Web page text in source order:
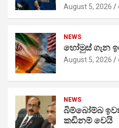
August 5, 2026
NEWS
හෝමුස් ගැන
August 5, 2026
NEWS
බිම්බෝම්බ
කඩිනම් වෙයි